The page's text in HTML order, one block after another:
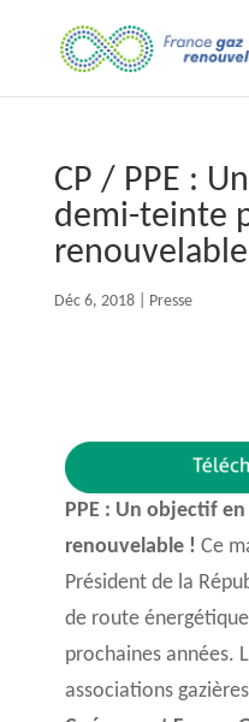
CP / PPE :
demi-teinte
Déc 6, 2018| Presse
PPE : Un objectif
renouvelable ! Ce
Président de la
de route
prochaines années.
associations